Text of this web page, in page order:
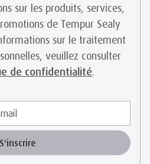
sur les produits, services,
de Tempur Sealy
sur le traitement
veuillez consulter
de confidentialité.
S'inscrire